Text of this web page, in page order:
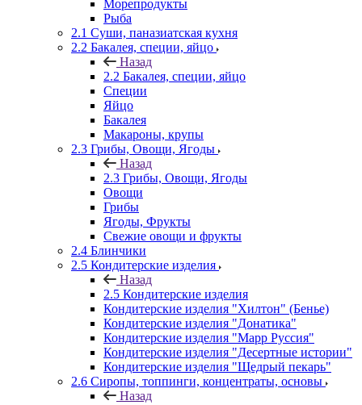
Морепродукты
Рыба
2.1 Суши, паназиатская кухня
2.2 Бакалея, специи, яйцо
Назад
2.2 Бакалея, специи, яйцо
Специи
Яйцо
Бакалея
Макароны, крупы
2.3 Грибы, Овощи, Ягоды
Назад
2.3 Грибы, Овощи, Ягоды
Овощи
Грибы
Ягоды, Фрукты
Свежие овощи и фрукты
2.4 Блинчики
2.5 Кондитерские изделия
Назад
2.5 Кондитерские изделия
Кондитерские изделия "Хилтон" (Бенье)
Кондитерские изделия "Донатика"
Кондитерские изделия "Марр Руссия"
Кондитерские изделия "Десертные истории"
Кондитерские изделия "Щедрый пекарь"
2.6 Сиропы, топпинги, концентраты, основы
Назад